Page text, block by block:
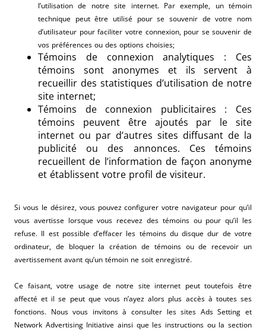
l’utilisation de notre site internet. Par exemple, un témoin
technique peut être utilisé pour se souvenir de votre nom
d’utilisateur pour faciliter votre connexion, pour se souvenir de
vos préférences ou des options choisies;
Témoins de connexion analytiques : Ces
témoins sont anonymes et ils servent à
recueillir des statistiques d’utilisation de notre
site internet;
Témoins de connexion publicitaires : Ces
témoins peuvent être ajoutés par le site
internet ou par d’autres sites diffusant de la
publicité ou des annonces. Ces témoins
recueillent de l’information de façon anonyme
et établissent votre profil de visiteur.
Si vous le désirez, vous pouvez configurer votre navigateur pour qu’il
vous avertisse lorsque vous recevez des témoins ou pour qu’il les
refuse. Il est possible d’effacer les témoins du disque dur de votre
ordinateur, de bloquer la création de témoins ou de recevoir un
avertissement avant qu’un témoin ne soit enregistré.
Ce faisant, votre usage de notre site internet peut toutefois être
affecté et il se peut que vous n’ayez alors plus accès à toutes ses
fonctions. Nous vous invitons à consulter les sites Ads Setting et
Network Advertising Initiative ainsi que les instructions ou la section